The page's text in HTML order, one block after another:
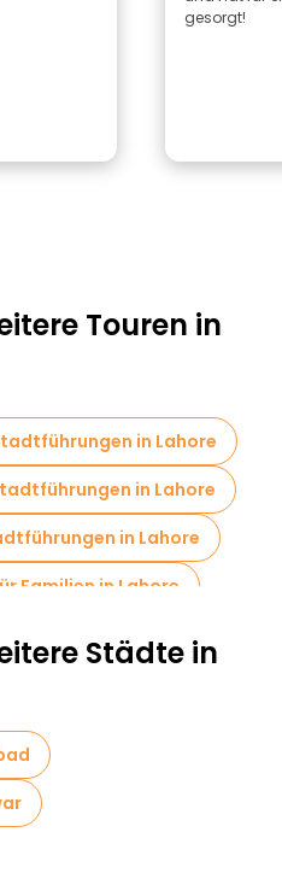
gesorgt!
Touren in
in Lahore
in Lahore
in Lahore
Familien in Lahore
in Lahore
Nähe Lahore Fort
Städte in